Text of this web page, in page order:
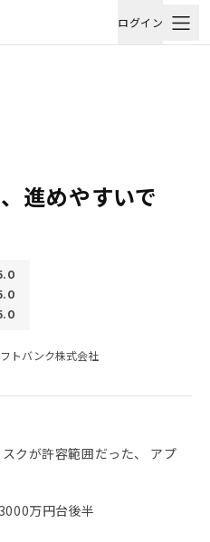
ログイン
進めやすいで
トバンク株式会社
クが許容範囲だった、 アプ
万円台後半